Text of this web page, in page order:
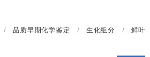
/ 品质早期化学鉴定 / 生化组分 /
鲜叶